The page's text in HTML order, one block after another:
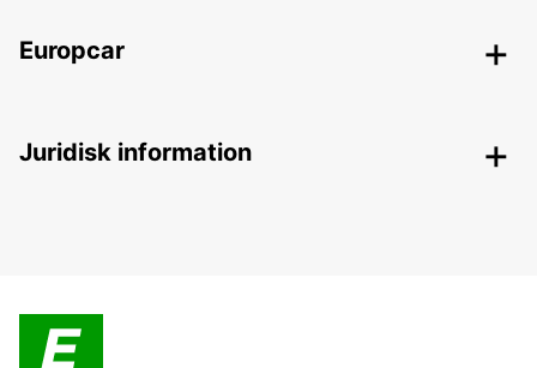
Europcar
Juridisk information